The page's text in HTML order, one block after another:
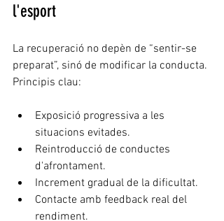
l'esport
La recuperació no depèn de “sentir-se
preparat”, sinó de modificar la conducta.
Principis clau:
Exposició progressiva a les
situacions evitades.
Reintroducció de conductes
d'afrontament.
Increment gradual de la dificultat.
Contacte amb feedback real del
rendiment.